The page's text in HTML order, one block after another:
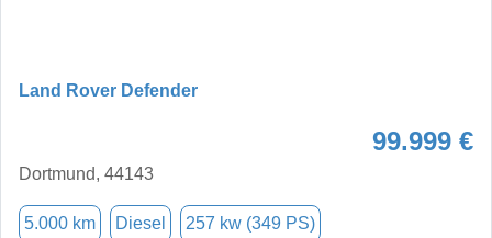
Land Rover Defender
99.999 €
Dortmund, 44143
5.000 km Diesel 257 kw (349 PS)